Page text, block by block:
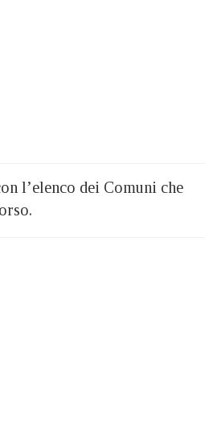
l’elenco dei Comuni che